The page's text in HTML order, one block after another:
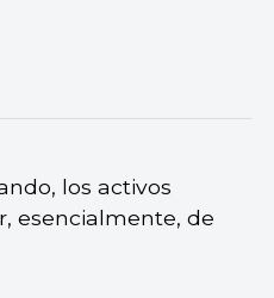
los activos
esencialmente, de